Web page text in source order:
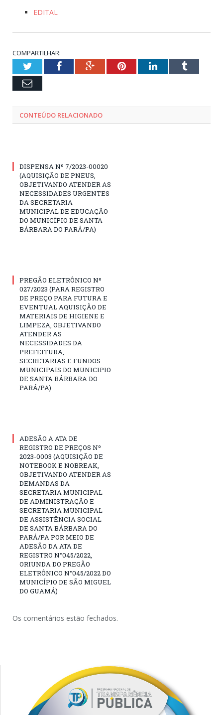
EDITAL
COMPARTILHAR:
TwitterFacebookGoogle+PinterestLinkedInTumblr
Email
CONTEÚDO RELACIONADO
DISPENSA Nº 7/2023-00020
(AQUISIÇÃO DE PNEUS,
OBJETIVANDO ATENDER AS
NECESSIDADES URGENTES
DA SECRETARIA
MUNICIPAL DE EDUCAÇÃO
DO MUNICÍPIO DE SANTA
BÁRBARA DO PARÁ/PA)
PREGÃO ELETRÔNICO Nº
027/2023 (PARA REGISTRO
DE PREÇO PARA FUTURA E
EVENTUAL AQUISIÇÃO DE
MATERIAIS DE HIGIENE E
LIMPEZA, OBJETIVANDO
ATENDER AS
NECESSIDADES DA
PREFEITURA,
SECRETARIAS E FUNDOS
MUNICIPAIS DO MUNICIPIO
DE SANTA BÁRBARA DO
PARÁ/PA)
ADESÃO A ATA DE
REGISTRO DE PREÇOS Nº
2023-0003 (AQUISIÇÃO DE
NOTEBOOK E NOBREAK,
OBJETIVANDO ATENDER AS
DEMANDAS DA
SECRETARIA MUNICIPAL
DE ADMINISTRAÇÃO E
SECRETARIA MUNICIPAL
DE ASSISTÊNCIA SOCIAL
DE SANTA BÁRBARA DO
PARÁ/PA POR MEIO DE
ADESÃO DA ATA DE
REGISTRO N°045/2022,
ORIUNDA DO PREGÃO
ELETRÔNICO N°045/2022 DO
MUNICÍPIO DE SÃO MIGUEL
DO GUAMÁ)
Os comentários estão fechados.